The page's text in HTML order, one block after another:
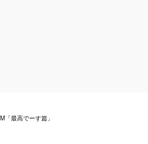
「最高でーす篇」